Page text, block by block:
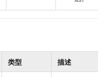
类型 描述